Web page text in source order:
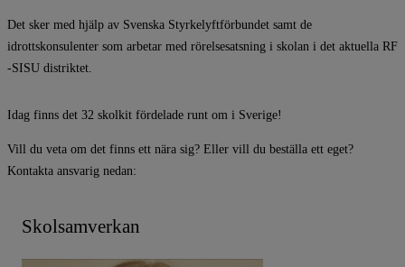
Det sker med hjälp av Svenska Styrkelyftförbundet samt de
idrottskonsulenter som arbetar med rörelsesatsning i skolan i det aktuella RF
-SISU distriktet.
Idag finns det 32 skolkit fördelade runt om i Sverige!
Vill du veta om det finns ett nära sig? Eller vill du beställa ett eget?
Kontakta ansvarig nedan:
Skolsamverkan